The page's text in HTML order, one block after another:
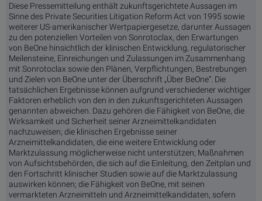
Diese Pressemitteilung enthält zukunftsgerichtete Aussagen im
Sinne des Private Securities Litigation Reform Act von 1995 sowie
weiterer US-amerikanischer Wertpapiergesetze, darunter Aussagen
zu den potenziellen Vorteilen von Sonrotoclax, den Erwartungen
von BeOne hinsichtlich der klinischen Entwicklung, regulatorischer
Meilensteine, Einreichungen und Zulassungen im Zusammenhang
mit Sonrotoclax sowie den Plänen, Verpflichtungen, Bestrebungen
und Zielen von BeOne unter der Überschrift „Über BeOne“. Die
tatsächlichen Ergebnisse können aufgrund verschiedener wichtiger
Faktoren erheblich von den in den zukunftsgerichteten Aussagen
genannten abweichen. Dazu gehören die Fähigkeit von BeOne, die
Wirksamkeit und Sicherheit seiner Arzneimittelkandidaten
nachzuweisen; die klinischen Ergebnisse seiner
Arzneimittelkandidaten, die eine weitere Entwicklung oder
Marktzulassung möglicherweise nicht unterstützen; Maßnahmen
von Aufsichtsbehörden, die sich auf die Einleitung, den Zeitplan und
den Fortschritt klinischer Studien sowie auf die Marktzulassung
auswirken können; die Fähigkeit von BeOne, mit seinen
vermarkteten Arzneimitteln und Arzneimittelkandidaten, sofern